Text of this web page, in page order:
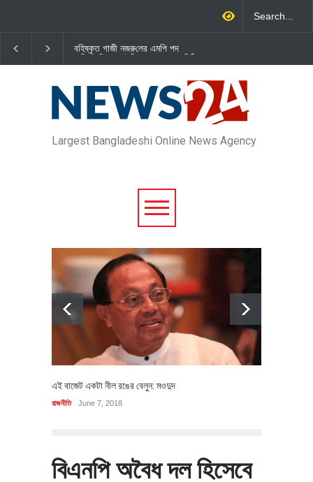
বহিষ্কৃত গাজী নজরু‌লের এম‌পি পদ
বা‌তি‌লে স্পিকার-ইসিকে জামায়া‌তের চি‌ঠি
জামায়াত এমপি গাজী নজরুল ইসলামকে
দল থেকে বহিষ্কার
Largest Bangladeshi Online News Agency
এই বাজেট একটা নীল রঙের বেলুন: মওদুদ
রাজনীতি June 7, 2018
বিএনপি অবৈধ দল হিসেবে